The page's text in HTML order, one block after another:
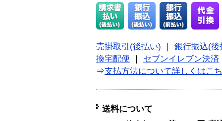
売掛取引(後払い)
銀行振込(後
換宅配便
セブンイレブン決済
⇒支払方法について詳しくはこ
送料について